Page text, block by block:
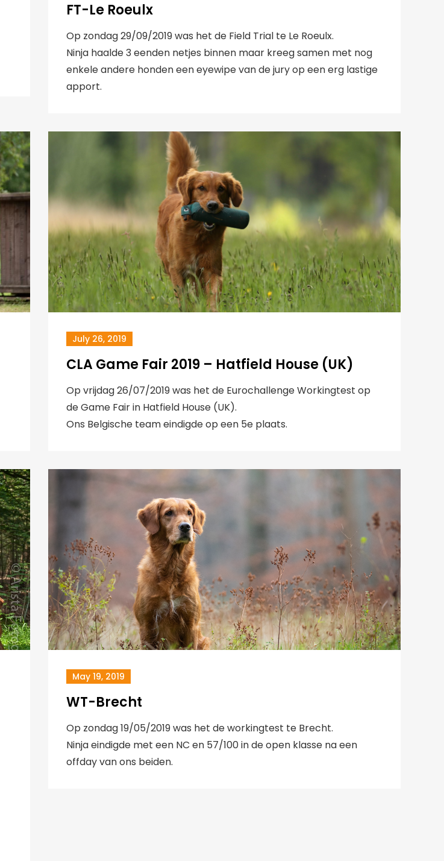
FT-Le Roeulx
Op zondag 29/09/2019 was het de Field Trial te Le Roeulx.
Ninja haalde 3 eenden netjes binnen maar kreeg samen met nog
enkele andere honden een eyewipe van de jury op een erg lastige
apport.
July 26, 2019
CLA Game Fair 2019 – Hatfield House (UK)
Op vrijdag 26/07/2019 was het de Eurochallenge Workingtest op
de Game Fair in Hatfield House (UK).
Ons Belgische team eindigde op een 5e plaats.
May 19, 2019
WT-Brecht
Op zondag 19/05/2019 was het de workingtest te Brecht.
Ninja eindigde met een NC en 57/100 in de open klasse na een
offday van ons beiden.